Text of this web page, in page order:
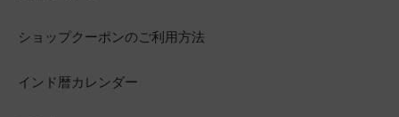
ショップクーポンのご利用方法
インド暦カレンダー